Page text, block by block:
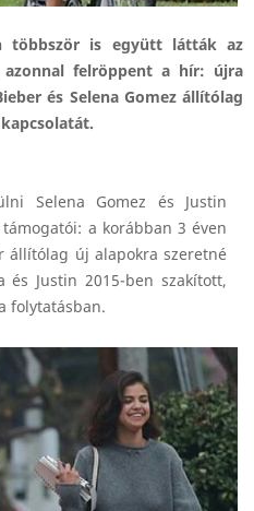
többször is együtt látták az
felröppent a hír: újra
és Selena Gomez állítólag
Selena Gomez és Justin
a korábban 3 éven
új alapokra szeretné
és Justin 2015-ben szakított,
folytatásban.